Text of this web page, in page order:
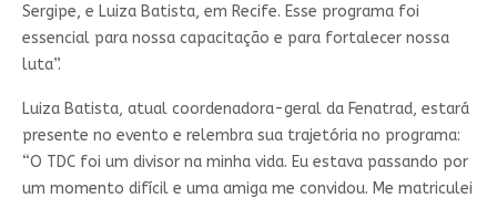
Sergipe, e Luiza Batista, em Recife. Esse programa foi
essencial para nossa capacitação e para fortalecer nossa
luta”.
Luiza Batista, atual coordenadora-geral da Fenatrad, estará
presente no evento e relembra sua trajetória no programa:
“O TDC foi um divisor na minha vida. Eu estava passando por
um momento difícil e uma amiga me convidou. Me matriculei